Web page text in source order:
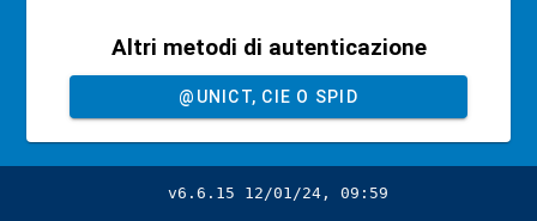
Altri metodi di autenticazione
@UNICT, CIE O SPID
v6.6.15 12/01/24, 09:59